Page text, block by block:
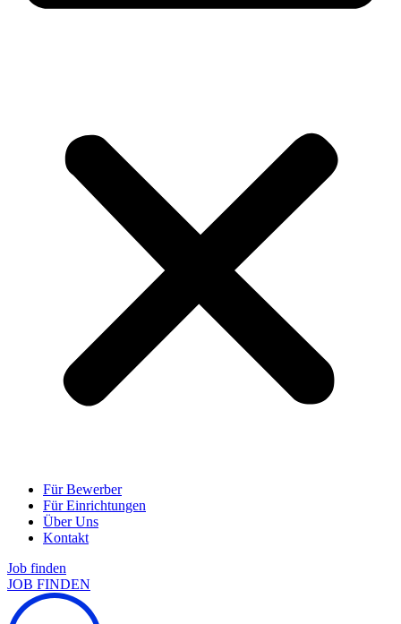
Für Bewerber
Für Einrichtungen
Über Uns
Kontakt
Job finden
JOB FINDEN